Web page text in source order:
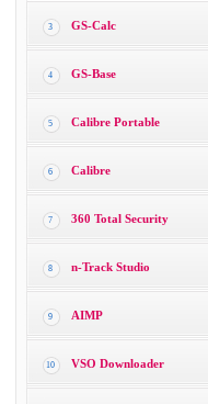
3 GS-Calc
4 GS-Base
5 Calibre Portable
6 Calibre
7 360 Total Security
8 n-Track Studio
9 AIMP
10 VSO Downloader